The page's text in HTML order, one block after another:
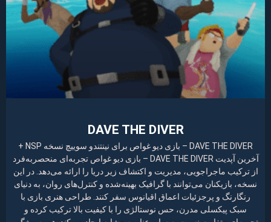
DAVE THE DIVER
DAVE THE DIVER – بازی دیو غواص برای نینتندو سوییچ نسخه NSP +
آخرین آپدیت DAVE THE DIVER – بازی دیو غواص تجربه‌ای منحصربه‌فرد
از ترکیب ماجراجویی، مدیریت و اکتشاف زیر دریا را ارائه می‌دهد. در این
نسخه، بازیکنان می‌توانند با گرافیک بهینه‌شده و کنترل‌های روان، به دنیای
رنگارنگ و پرجزئیات اعماق اقیانوس سفر کنند. طراحی هنری بازی با
سبک پیکسلی مدرن، حس نوستالژی را با کیفیت بالا ترکیب کرده و